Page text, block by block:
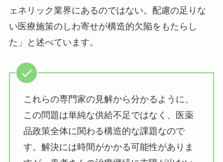
ェネリック業界にあるのではない。配慮の足りな
い医療施策のしわ寄せが構造的欠陥をもたらし
た」と述べています。
これらの専門家の見解から分かるように、
この問題は単純な供給不足ではなく、医薬
品政策全体に関わる構造的な課題なので
す。解決には時間がかかる可能性がありま